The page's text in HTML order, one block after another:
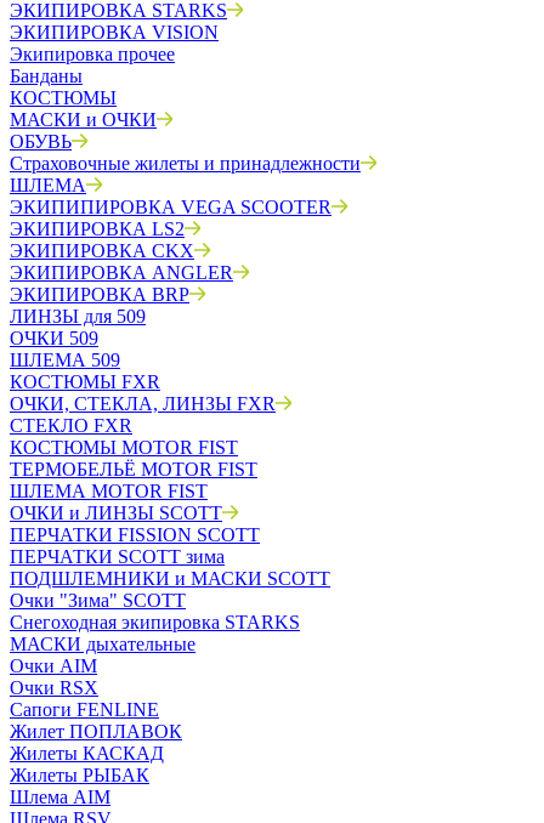
ЭКИПИРОВКА STARKS
ЭКИПИРОВКА VISION
Экипировка прочее
Банданы
КОСТЮМЫ
МАСКИ и ОЧКИ
ОБУВЬ
Страховочные жилеты и принадлежности
ШЛЕМА
ЭКИПИПИРОВКА VEGA SCOOTER
ЭКИПИРОВКА LS2
ЭКИПИРОВКА CKX
ЭКИПИРОВКА ANGLER
ЭКИПИРОВКА BRP
ЛИНЗЫ для 509
ОЧКИ 509
ШЛЕМА 509
КОСТЮМЫ FXR
ОЧКИ, СТЕКЛА, ЛИНЗЫ FXR
СТЕКЛО FXR
КОСТЮМЫ MOTOR FIST
ТЕРМОБЕЛЬЁ MOTOR FIST
ШЛЕМА MOTOR FIST
ОЧКИ и ЛИНЗЫ SCOTT
ПЕРЧАТКИ FISSION SCOTT
ПЕРЧАТКИ SCOTT зима
ПОДШЛЕМНИКИ и МАСКИ SCOTT
Очки "Зима" SCOTT
Снегоходная экипировка STARKS
МАСКИ дыхательные
Очки AIM
Очки RSX
Сапоги FENLINE
Жилет ПОПЛАВОК
Жилеты КАСКАД
Жилеты РЫБАК
Шлема AIM
Шлема RSV